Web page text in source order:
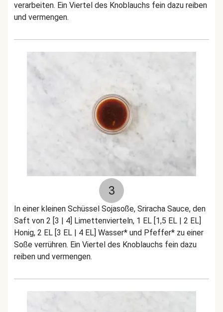
verarbeiten. Ein Viertel des Knoblauchs fein dazu reiben
und vermengen.
3
In einer kleinen Schüssel Sojasoße, Sriracha Sauce, den
Saft von 2 [3 | 4] Limettenvierteln, 1 EL [1,5 EL | 2 EL]
Honig, 2 EL [3 EL | 4 EL] Wasser* und Pfeffer* zu einer
Soße verrühren. Ein Viertel des Knoblauchs fein dazu
reiben und vermengen.